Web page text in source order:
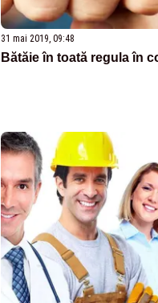
31 mai 2019, 09:48
Bătăie în toată regula în